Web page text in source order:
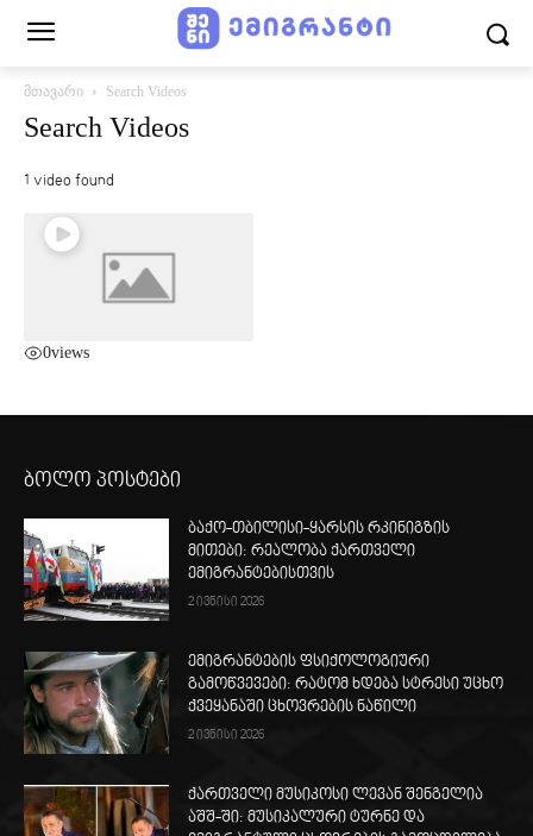
მთავარი Search Videos
Search Videos
1 video found
0views
ბოლო პოსტები
ბაქო-თბილისი-ყარსის რკინიგზის
მითები: რეალობა ქართველი
ემიგრანტებისთვის
2 ივნისი 2026
ემიგრანტების ფსიქოლოგიური
გამოწვევები: რატომ ხდება სტრესი უცხო
ქვეყანაში ცხოვრების ნაწილი
2 ივნისი 2026
ქართველი მუსიკოსი ლევან შენგელია
აშშ-ში: მუსიკალური ტურნე და